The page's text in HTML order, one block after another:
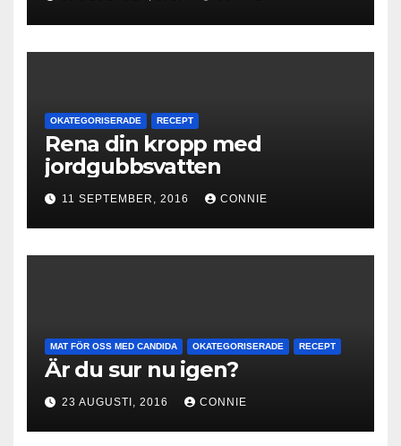
OKATEGORISERADE RECEPT
Rena din kropp med
jordgubbsvatten
11 SEPTEMBER, 2016 CONNIE
MAT FÖR OSS MED CANDIDA OKATEGORISERADE RECEPT
Är du sur nu igen?
23 AUGUSTI, 2016 CONNIE